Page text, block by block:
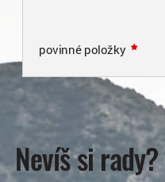
povinné položky
Nevíš si